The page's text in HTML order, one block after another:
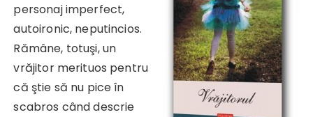
personaj imperfect,
autoironic, neputincios.
Rămâne, totuşi, un
vrăjitor merituos pentru
că ştie să nu pice în
scabros când descrie